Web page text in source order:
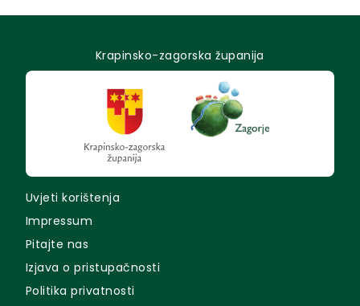
Krapinsko-zagorska županija
Uvjeti korištenja
Impressum
Pitajte nas
Izjava o pristupačnosti
Politika privatnosti